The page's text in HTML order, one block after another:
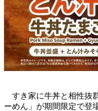
すき家に牛丼と相性抜
ーめん」が期間限定で登